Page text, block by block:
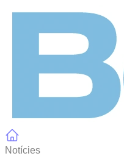
Notícies